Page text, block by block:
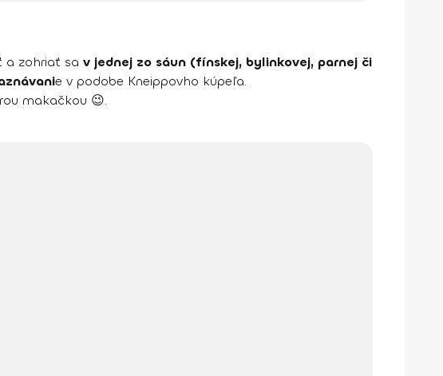
a zohriať sa v jednej zo sáun (fínskej, bylinkovej, parnej či
e v podobe Kneippovho kúpeľa.
makačkou 😉.